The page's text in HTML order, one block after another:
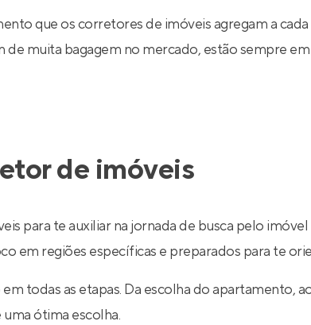
que os corretores de imóveis agregam a
de muita bagagem no mercado, estão sempre
de imóveis
para te auxiliar na jornada de busca pelo
em regiões específicas e preparados para te
todas as etapas. Da escolha do
ótima escolha.